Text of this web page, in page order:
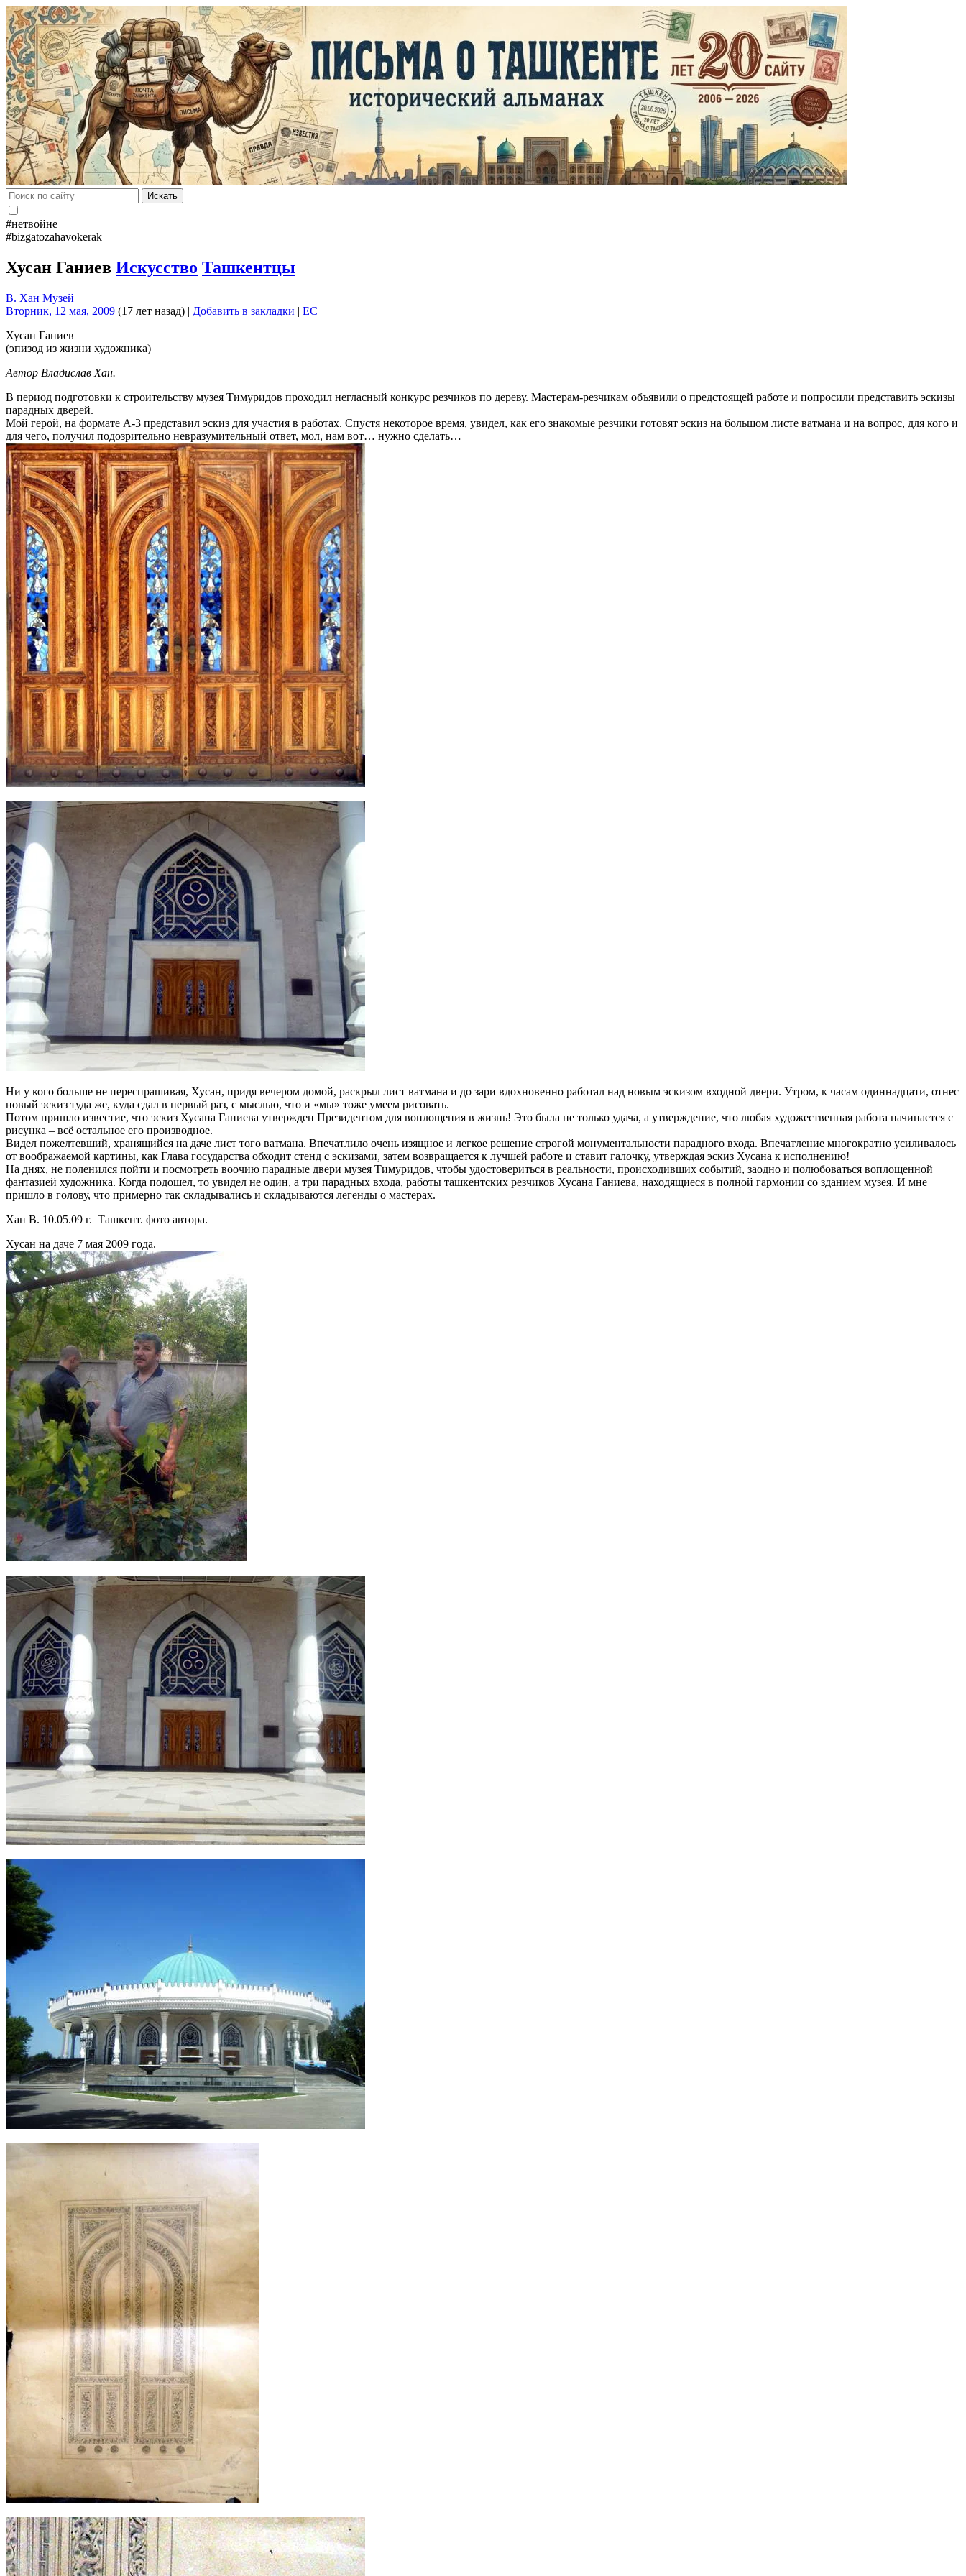
Искать
#нетвойне
#bizgatozahavokerak
Хусан Ганиев Искусство Ташкентцы
В. Хан Музей
Вторник, 12 мая, 2009 (17 лет назад) | Добавить в закладки | EC
Хусан Ганиев
(эпизод из жизни художника)
Автор Владислав Хан.
В период подготовки к строительству музея Тимуридов проходил негласный конкурс резчиков по дереву. Мастерам-резчикам объявили о предстоящей работе и попросили представить эскизы
парадных дверей.
Мой герой, на формате А-3 представил эскиз для участия в работах. Спустя некоторое время, увидел, как его знакомые резчики готовят эскиз на большом листе ватмана и на вопрос, для кого и
для чего, получил подозрительно невразумительный ответ, мол, нам вот… нужно сделать…
Ни у кого больше не переспрашивая, Хусан, придя вечером домой, раскрыл лист ватмана и до зари вдохновенно работал над новым эскизом входной двери. Утром, к часам одиннадцати, отнес
новый эскиз туда же, куда сдал в первый раз, с мыслью, что и «мы» тоже умеем рисовать.
Потом пришло известие, что эскиз Хусана Ганиева утвержден Президентом для воплощения в жизнь! Это была не только удача, а утверждение, что любая художественная работа начинается с
рисунка – всё остальное его производное.
Видел пожелтевший, хранящийся на даче лист того ватмана. Впечатлило очень изящное и легкое решение строгой монументальности парадного входа. Впечатление многократно усиливалось
от воображаемой картины, как Глава государства обходит стенд с эскизами, затем возвращается к лучшей работе и ставит галочку, утверждая эскиз Хусана к исполнению!
На днях, не поленился пойти и посмотреть воочию парадные двери музея Тимуридов, чтобы удостовериться в реальности, происходивших событий, заодно и полюбоваться воплощенной
фантазией художника. Когда подошел, то увидел не один, а три парадных входа, работы ташкентских резчиков Хусана Ганиева, находящиеся в полной гармонии со зданием музея. И мне
пришло в голову, что примерно так складывались и складываются легенды о мастерах.
Хан В. 10.05.09 г. Ташкент. фото автора.
Хусан на даче 7 мая 2009 года.